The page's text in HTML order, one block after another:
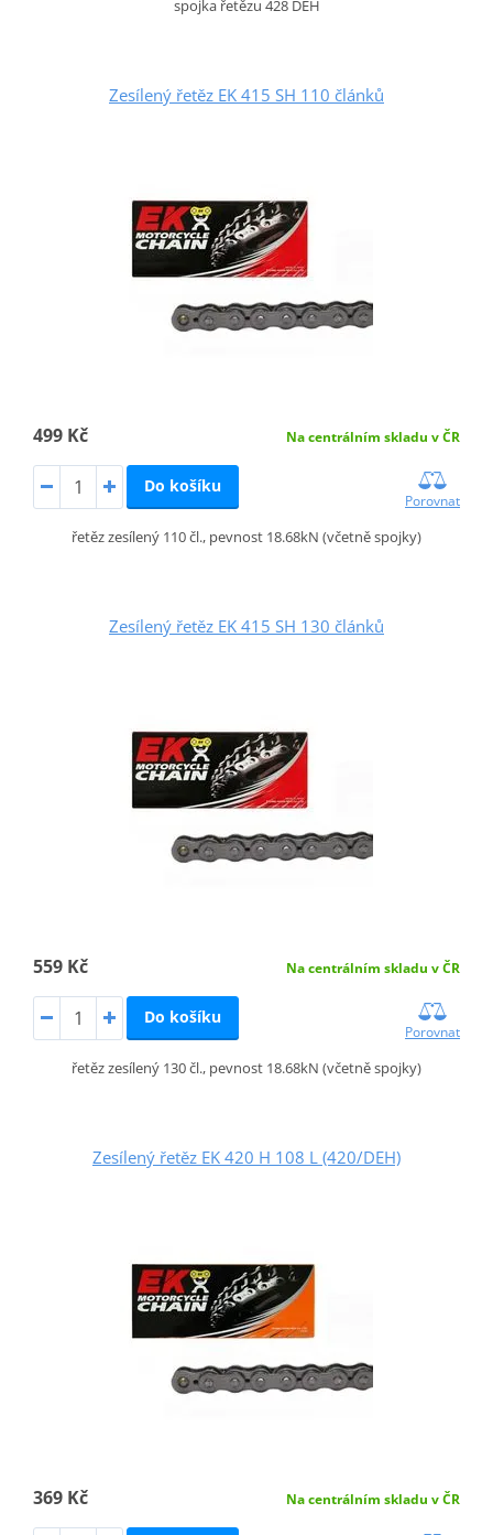
spojka řetězu 428 DEH
Zesílený řetěz EK 415 SH 110 článků
499 Kč Na centrálním skladu v ČR
Do košíku
Porovnat
řetěz zesílený 110 čl., pevnost 18.68kN (včetně spojky)
Zesílený řetěz EK 415 SH 130 článků
559 Kč Na centrálním skladu v ČR
Do košíku
Porovnat
řetěz zesílený 130 čl., pevnost 18.68kN (včetně spojky)
Zesílený řetěz EK 420 H 108 L (420/DEH)
369 Kč Na centrálním skladu v ČR